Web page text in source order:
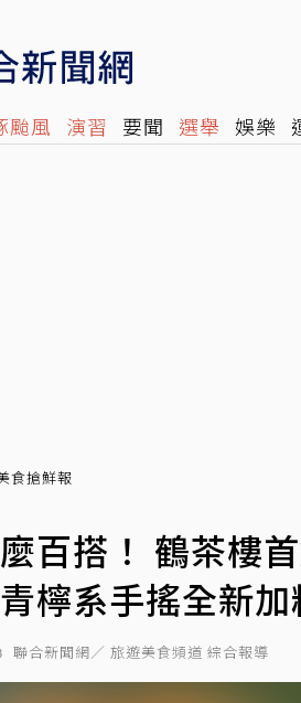
颱風 演習 要聞 選舉 娛樂
食搶鮮報
百搭！ 鶴茶樓
檸系手搖全新
聯合新聞網／ 旅遊美食頻道 綜合報導